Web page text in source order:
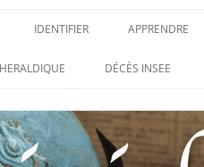
DES CONDAMNATIONS À
HISTORIQUES
IDENTIFIER
INSIGNES, ATTRIBUTS ET GRADES
IDENTIFIER UNE PATTE DE COLLET
(INSIGNE DE COL)
APPRENDRE
APPRENDRE
HERALDIQUE DÉCÈS INSEE